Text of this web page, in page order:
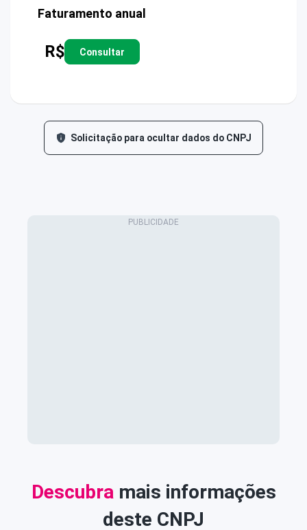
Faturamento anual
R$ Consultar
Solicitação para ocultar dados do CNPJ
Descubra mais informações
deste CNPJ